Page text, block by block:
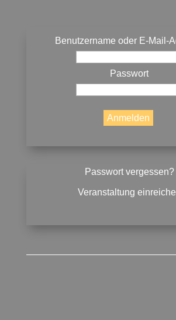
Benutzername oder E-Mail-
Passwort
Passwort vergessen?
Veranstaltung